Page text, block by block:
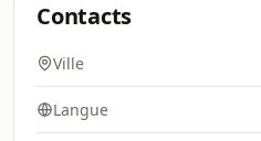
Contacts
Ville
Langue